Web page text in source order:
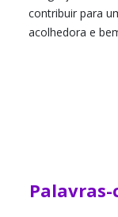
contribuir para
acolhedora e